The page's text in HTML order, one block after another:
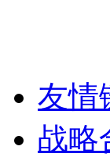
友情
战略